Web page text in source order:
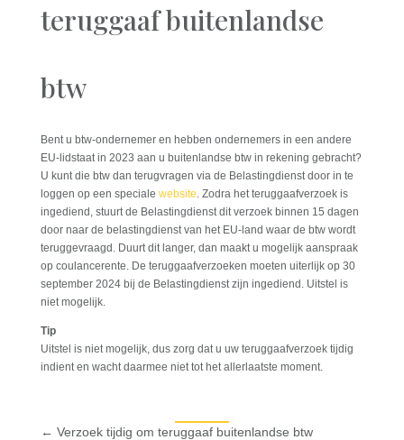
teruggaaf buitenlandse
btw
Bent u btw-ondernemer en hebben ondernemers in een andere
EU-lidstaat in 2023 aan u buitenlandse btw in rekening gebracht?
U kunt die btw dan terugvragen via de Belastingdienst door in te
loggen op een speciale website. Zodra het teruggaafverzoek is
ingediend, stuurt de Belastingdienst dit verzoek binnen 15 dagen
door naar de belastingdienst van het EU-land waar de btw wordt
teruggevraagd. Duurt dit langer, dan maakt u mogelijk aanspraak
op coulancerente. De teruggaafverzoeken moeten uiterlijk op 30
september 2024 bij de Belastingdienst zijn ingediend. Uitstel is
niet mogelijk.
Tip
Uitstel is niet mogelijk, dus zorg dat u uw teruggaafverzoek tijdig
indient en wacht daarmee niet tot het allerlaatste moment.
← Verzoek tijdig om teruggaaf buitenlandse btw